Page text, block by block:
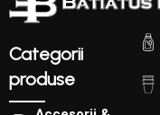
Categorii
produse